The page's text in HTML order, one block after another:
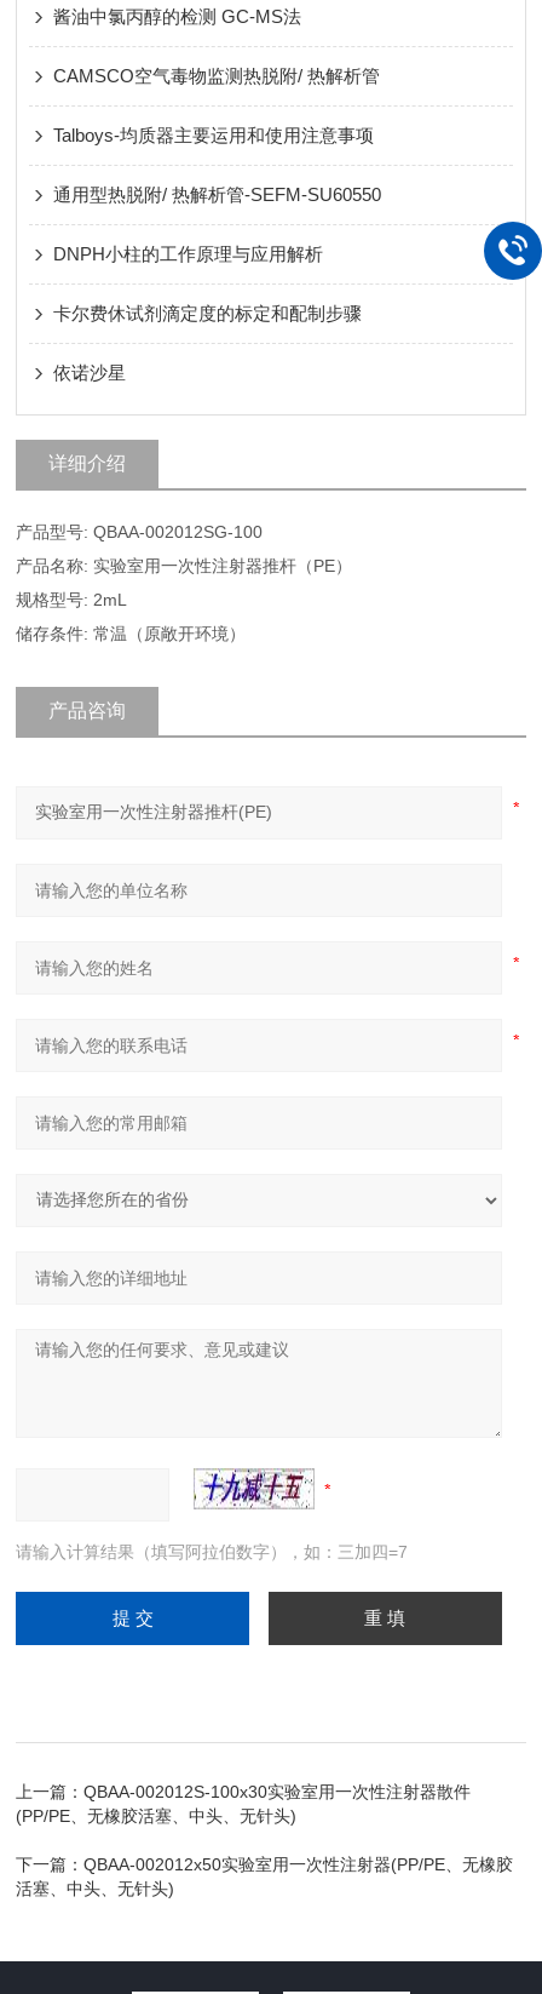
酱油中氯丙醇的检测 GC-MS法
CAMSCO空气毒物监测热脱附/ 热解析管
Talboys-均质器主要运用和使用注意事项
通用型热脱附/ 热解析管-SEFM-SU60550
DNPH小柱的工作原理与应用解析
卡尔费休试剂滴定度的标定和配制步骤
依诺沙星
详细介绍
产品型号: QBAA-002012SG-100
产品名称: 实验室用一次性注射器推杆（PE）
规格型号: 2mL
储存条件: 常温（原敞开环境）
产品咨询
请输入计算结果（填写阿拉伯数字），如：三加四=7
上一篇：QBAA-002012S-100x30实验室用一次性注射器散件
(PP/PE、无橡胶活塞、中头、无针头)
下一篇：QBAA-002012x50实验室用一次性注射器(PP/PE、无橡胶
活塞、中头、无针头)